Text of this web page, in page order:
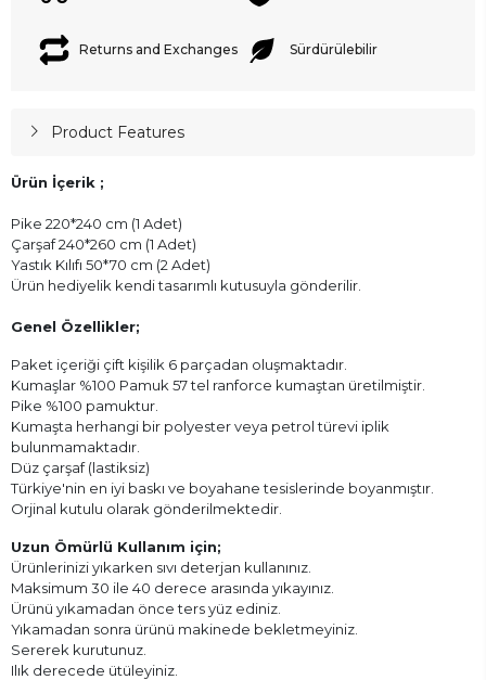
Returns and Exchanges Sürdürülebilir
Product Features
Ürün İçerik ;
Pike 220*240 cm (1 Adet)
Çarşaf 240*260 cm (1 Adet)
Yastık Kılıfı 50*70 cm (2 Adet)
Ürün hediyelik kendi tasarımlı kutusuyla gönderilir.
Genel Özellikler;
Paket içeriği çift kişilik 6 parçadan oluşmaktadır.
Kumaşlar %100 Pamuk 57 tel ranforce kumaştan üretilmiştir.
Pike %100 pamuktur.
Kumaşta herhangi bir polyester veya petrol türevi iplik
bulunmamaktadır.
Düz çarşaf (lastiksiz)
Türkiye'nin en iyi baskı ve boyahane tesislerinde boyanmıştır.
Orjinal kutulu olarak gönderilmektedir.
Uzun Ömürlü Kullanım için;
Ürünlerinizi yıkarken sıvı deterjan kullanınız.
Maksimum 30 ile 40 derece arasında yıkayınız.
Ürünü yıkamadan önce ters yüz ediniz.
Yıkamadan sonra ürünü makinede bekletmeyiniz.
Sererek kurutunuz.
Ilık derecede ütüleyiniz.